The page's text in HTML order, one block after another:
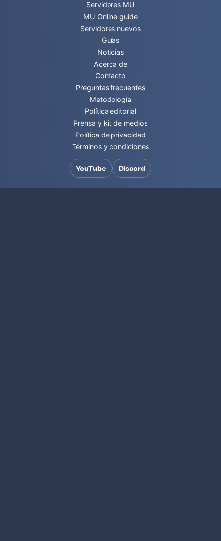
Servidores MU
MU Online guide
Servidores nuevos
Guías
Noticias
Acerca de
Contacto
Preguntas frecuentes
Metodología
Política editorial
Prensa y kit de medios
Política de privacidad
Términos y condiciones
YouTube Discord